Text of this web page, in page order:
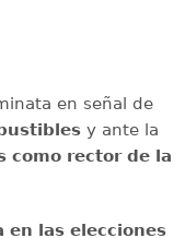
en señal de
y ante la
como rector de la
en las elecciones